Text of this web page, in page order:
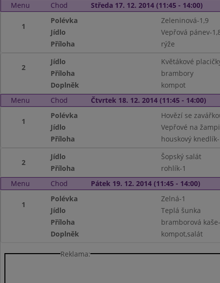
Menu Chod Středa 17. 12. 2014 (11:45 - 14:00)
1
Polévka
Zeleninová-1,9
Jídlo
Vepřová pánev-
Příloha
rýže
2
Jídlo
Květákové
Příloha
brambory
Doplněk
kompot
Menu
Chod Čtvrtek 18. 12. 2014 (11:45 - 14:00)
1
Polévka
Hovězí se
Jídlo
Vepřové na
Příloha
houskový knedlík-
2
Jídlo
Šopský salát
Příloha
rohlík-1
Menu
Chod Pátek 19. 12. 2014 (11:45 - 14:00)
1
Polévka
Zelná-1
Jídlo
Teplá šunka
Příloha
bramborová
Doplněk
kompot,salát
Reklama: